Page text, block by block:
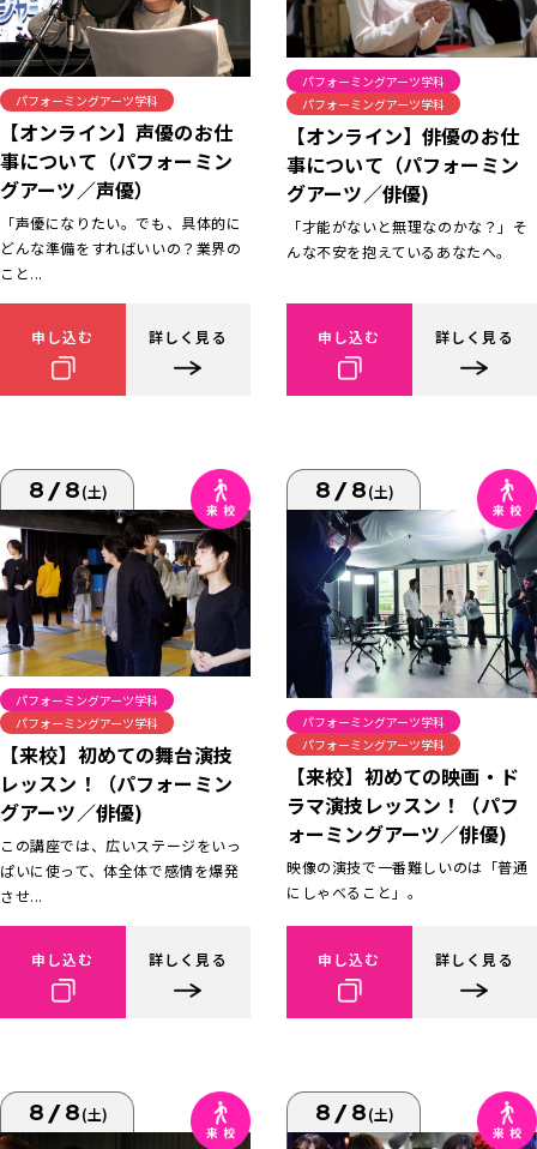
パフォーミングアーツ学科
【オンライン】声優のお仕
事について（パフォーミン
グアーツ／声優）
「声優になりたい。でも、具体的に
どんな準備をすればいいの？業界の
こと...
申し込む 詳しく見る
パフォーミングアーツ学科
パフォーミングアーツ学科
【オンライン】俳優のお仕
事について（パフォーミン
グアーツ／俳優)
「才能がないと無理なのかな？」そ
んな不安を抱えているあなたへ。
申し込む 詳しく見る
8/8(土)
パフォーミングアーツ学科
パフォーミングアーツ学科
【来校】初めての舞台演技
レッスン！（パフォーミン
グアーツ／俳優)
この講座では、広いステージをいっ
ぱいに使って、体全体で感情を爆発
させ...
申し込む 詳しく見る
8/8(土)
パフォーミングアーツ学科
パフォーミングアーツ学科
【来校】初めての映画・ド
ラマ演技レッスン！（パフ
ォーミングアーツ／俳優)
映像の演技で一番難しいのは「普通
にしゃべること」。
申し込む 詳しく見る
8/8(土) 8/8(土)